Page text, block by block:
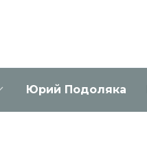
Юрий Подоляка